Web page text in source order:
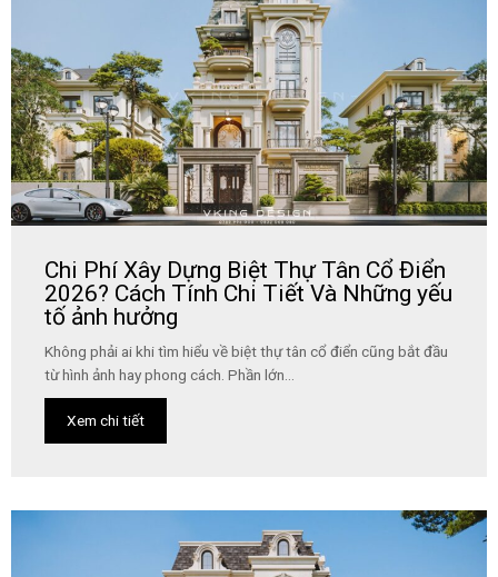
Chi Phí Xây Dựng Biệt Thự Tân Cổ Điển
2026? Cách Tính Chi Tiết Và Những yếu
tố ảnh hưởng
Không phải ai khi tìm hiểu về biệt thự tân cổ điển cũng bắt đầu
từ hình ảnh hay phong cách. Phần lớn...
Xem chi tiết